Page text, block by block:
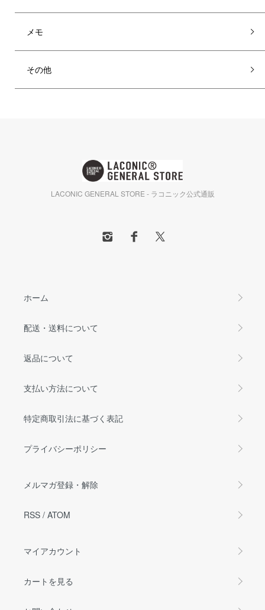
メモ
その他
LACONIC GENERAL STORE - ラコニック公式通販
ホーム
配送・送料について
返品について
支払い方法について
特定商取引法に基づく表記
プライバシーポリシー
メルマガ登録・解除
RSS / ATOM
マイアカウント
カートを見る